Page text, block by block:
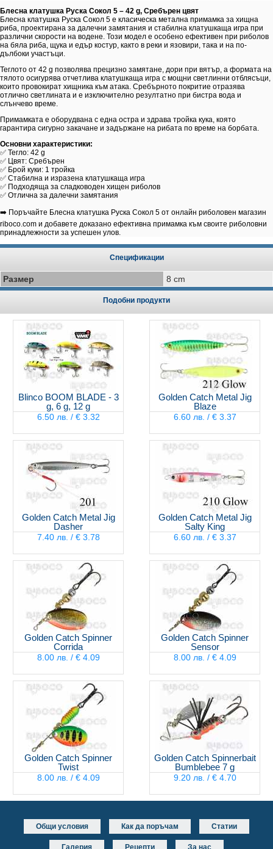
Блесна клатушка Руска Сокол 5 – 42 g, Сребърен цвят
Блесна клатушка Руска Сокол 5 е класическа метална примамка за хищна
риба, проектирана за далечни замятания и стабилна клатушкаща игра при
различни скорости на водене. Този модел е особено ефективен при риболов
на бяла риба, щука и едър костур, както в реки и язовири, така и на по-
дълбоки участъци.
Теглото от 42 g позволява прецизно замятане, дори при вятър, а формата на
тялото осигурява отчетлива клатушкаща игра с мощни светлинни отблясъци,
които провокират хищника към атака. Сребърното покритие отразява
отлично светлината и е изключително резултатно при бистра вода и
слънчево време.
Примамката е оборудвана с една остра и здрава тройка кука, която
гарантира сигурно закачане и задържане на рибата по време на борбата.
Основни характеристики:
✅ Тегло: 42 g
✅ Цвят: Сребърен
✅ Брой куки: 1 тройка
✅ Стабилна и изразена клатушкаща игра
✅ Подходяща за сладководен хищен риболов
✅ Отлична за далечни замятания
➡️ Поръчайте Блесна клатушка Руска Сокол 5 от онлайн риболовен магазин
riboco.com и добавете доказано ефективна примамка към своите риболовни
принадлежности за успешен улов.
Спецификации
Размер 8 cm
Подобни продукти
Blinco BOOM BLADE - 3
g, 6 g, 12 g
6.50 лв. / € 3.32
Golden Catch Metal Jig
Blaze
6.60 лв. / € 3.37
Golden Catch Metal Jig
Dasher
7.40 лв. / € 3.78
Golden Catch Metal Jig
Salty King
6.60 лв. / € 3.37
Golden Catch Spinner
Corrida
8.00 лв. / € 4.09
Golden Catch Spinner
Sensor
8.00 лв. / € 4.09
Golden Catch Spinner
Twist
8.00 лв. / € 4.09
Golden Catch Spinnerbait
Bumblebee 7 g
9.20 лв. / € 4.70
Общи условия Как да поръчам Статии
Галерия Рецепти За нас